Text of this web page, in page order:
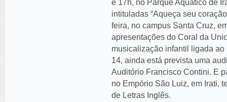
e 17h, no Parque Aquático de
intituladas “Aqueça seu
feira, no campus Santa Cruz,
apresentações do Coral da
musicalização infantil ligada
14, ainda está prevista uma
Auditório Francisco Contini. E
no Empório São Luiz, em Irati,
de Letras Inglês.